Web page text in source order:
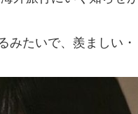
みたいで、羨ましい・